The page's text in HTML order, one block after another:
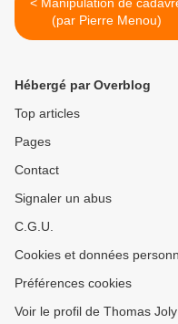
(par Pierre Menou)
Hébergé par Overblog
Top articles
Pages
Contact
Signaler un abus
C.G.U.
Cookies et données
Préférences cookies
Voir le profil de Thomas